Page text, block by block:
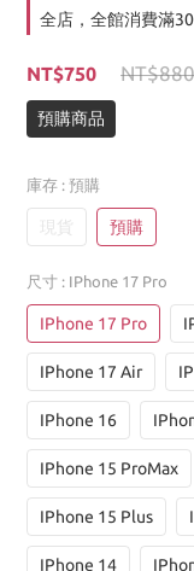
全店，全館消費滿
NT$750 NT$880
預購商品
庫存 : 預購
現貨 預購
尺寸 : IPhone 17 Pro
IPhone 17 Pro
IPhone 17 Air
IPhone 16
IPhone 15 ProMax
IPhone 15 Plus
IPhone 14